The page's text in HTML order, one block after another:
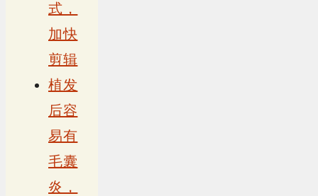
式，
加快
剪辑
植发
后容
易有
毛囊
炎，